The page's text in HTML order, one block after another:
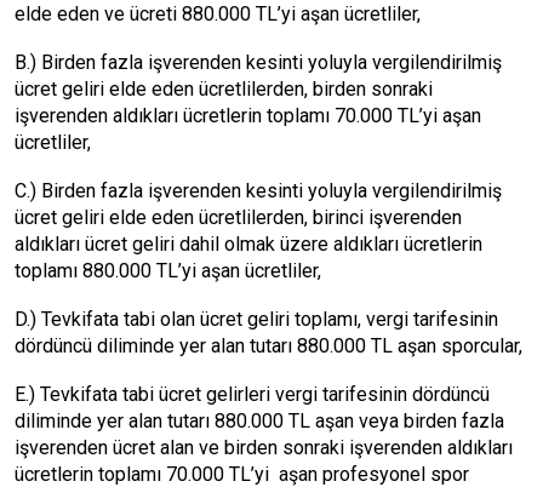
elde eden ve ücreti 880.000 TL’yi aşan ücretliler,
B.) Birden fazla işverenden kesinti yoluyla vergilendirilmiş
ücret geliri elde eden ücretlilerden, birden sonraki
işverenden aldıkları ücretlerin toplamı 70.000 TL’yi aşan
ücretliler,
C.) Birden fazla işverenden kesinti yoluyla vergilendirilmiş
ücret geliri elde eden ücretlilerden, birinci işverenden
aldıkları ücret geliri dahil olmak üzere aldıkları ücretlerin
toplamı 880.000 TL’yi aşan ücretliler,
D.) Tevkifata tabi olan ücret geliri toplamı, vergi tarifesinin
dördüncü diliminde yer alan tutarı 880.000 TL aşan sporcular,
E.) Tevkifata tabi ücret gelirleri vergi tarifesinin dördüncü
diliminde yer alan tutarı 880.000 TL aşan veya birden fazla
işverenden ücret alan ve birden sonraki işverenden aldıkları
ücretlerin toplamı 70.000 TL’yi aşan profesyonel spor